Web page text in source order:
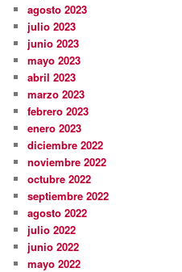
agosto 2023
julio 2023
junio 2023
mayo 2023
abril 2023
marzo 2023
febrero 2023
enero 2023
diciembre 2022
noviembre 2022
octubre 2022
septiembre 2022
agosto 2022
julio 2022
junio 2022
mayo 2022